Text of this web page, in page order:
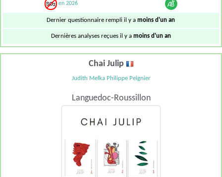
en 2026
Dernier questionnaire rempli il y amoins d'un an
Dernières analyses reçues il y a moins d'un an
Chai Julip
Judith Melka Philippe Peignier
Languedoc-Roussillon